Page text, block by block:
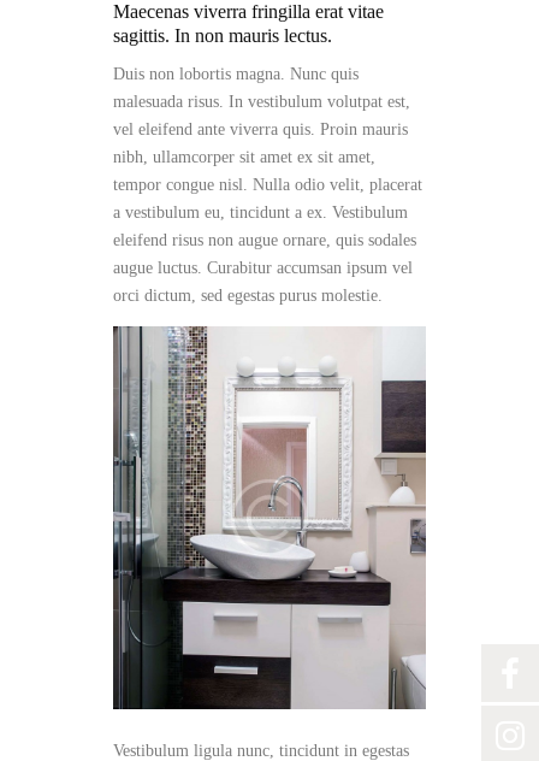
Maecenas viverra fringilla erat vitae
sagittis. In non mauris lectus.
Duis non lobortis magna. Nunc quis
malesuada risus. In vestibulum volutpat est,
vel eleifend ante viverra quis. Proin mauris
nibh, ullamcorper sit amet ex sit amet,
tempor congue nisl. Nulla odio velit, placerat
a vestibulum eu, tincidunt a ex. Vestibulum
eleifend risus non augue ornare, quis sodales
augue luctus. Curabitur accumsan ipsum vel
orci dictum, sed egestas purus molestie.
Vestibulum ligula nunc, tincidunt in egestas